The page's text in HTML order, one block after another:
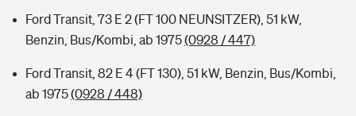
Ford Transit, 73 E 2 (FT 100 NEUNSITZER), 51 kW,
Benzin, Bus/Kombi, ab 1975(0928 / 447)
Ford Transit, 82 E 4 (FT 130), 51 kW, Benzin, Bus/Kombi,
ab 1975(0928 / 448)